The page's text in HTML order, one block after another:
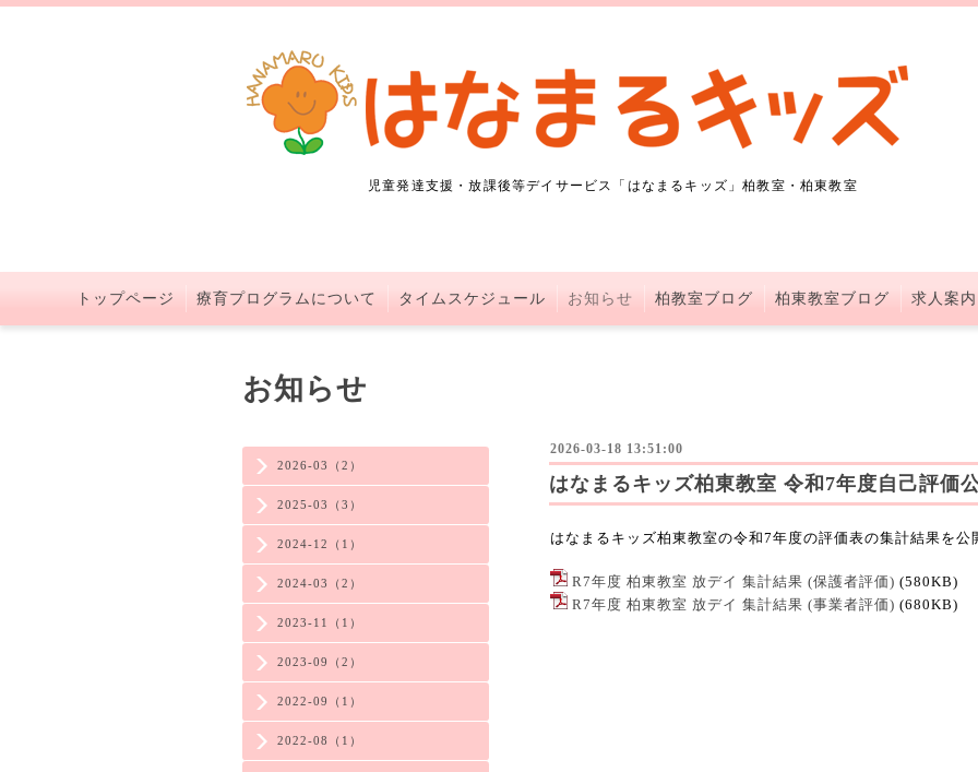
児童発達支援・放課後等デイサービス「はなまるキッズ」柏教室・柏東教室
トップページ 療育プログラムについて タイムスケジュール お知らせ 柏教室ブログ 柏東教室ブログ 求人案内
2026-03（2）
2025-03（3）
2024-12（1）
2024-03（2）
2023-11（1）
2023-09（2）
2022-09（1）
2022-08（1）
お知らせ
2026-03-18 13:51:00
はなまるキッズ柏東教室 令和7年度自己評価
はなまるキッズ柏東教室の令和7年度の評価表の集計結果を公
R7年度 柏東教室 放デイ 集計結果 (保護者評価) (580KB)
R7年度 柏東教室 放デイ 集計結果 (事業者評価) (680KB)